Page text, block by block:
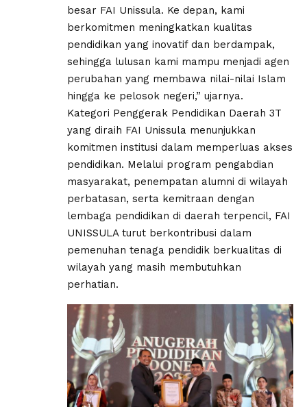
besar FAI Unissula. Ke depan, kami
berkomitmen meningkatkan kualitas
pendidikan yang inovatif dan berdampak,
sehingga lulusan kami mampu menjadi agen
perubahan yang membawa nilai-nilai Islam
hingga ke pelosok negeri,” ujarnya.
Kategori Penggerak Pendidikan Daerah 3T
yang diraih FAI Unissula menunjukkan
komitmen institusi dalam memperluas akses
pendidikan. Melalui program pengabdian
masyarakat, penempatan alumni di wilayah
perbatasan, serta kemitraan dengan
lembaga pendidikan di daerah terpencil, FAI
UNISSULA turut berkontribusi dalam
pemenuhan tenaga pendidik berkualitas di
wilayah yang masih membutuhkan
perhatian.